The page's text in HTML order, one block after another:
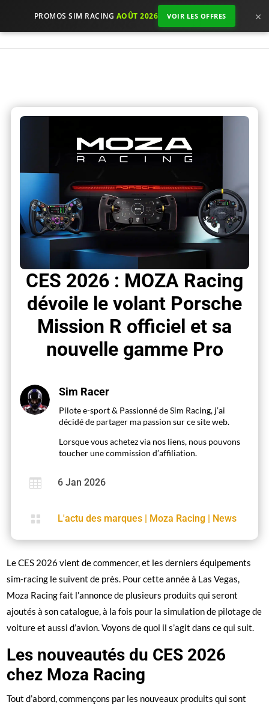
PROMOS SIM RACING AOÛT 2026 VOIR LES OFFRES ×
CES 2026 : MOZA Racing
dévoile le volant Porsche
Mission R officiel et sa
nouvelle gamme Pro
Sim Racer
Pilote e-sport & Passionné de Sim Racing, j’ai
décidé de partager ma passion sur ce site web.
Lorsque vous achetez via nos liens, nous pouvons
toucher une commission d’affiliation.
 6 Jan 2026
 L'actu des marques | Moza Racing | News
Le CES 2026 vient de commencer, et les derniers équipements
sim-racing le suivent de près. Pour cette année à Las Vegas,
Moza Racing fait l’annonce de plusieurs produits qui seront
ajoutés à son catalogue, à la fois pour la simulation de pilotage de
voiture et aussi d’avion. Voyons de quoi il s’agit dans ce qui suit.
Les nouveautés du CES 2026
chez Moza Racing
Tout d’abord, commençons par les nouveaux produits qui sont